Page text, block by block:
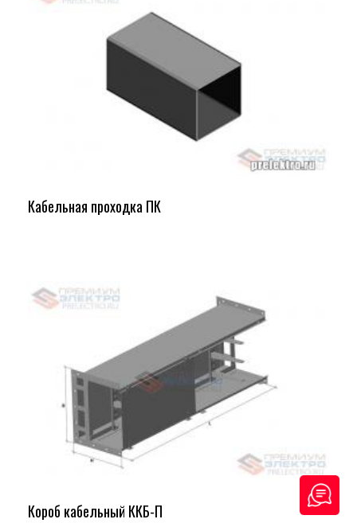
Кабельная проходка ПК
Короб кабельный ККБ-П